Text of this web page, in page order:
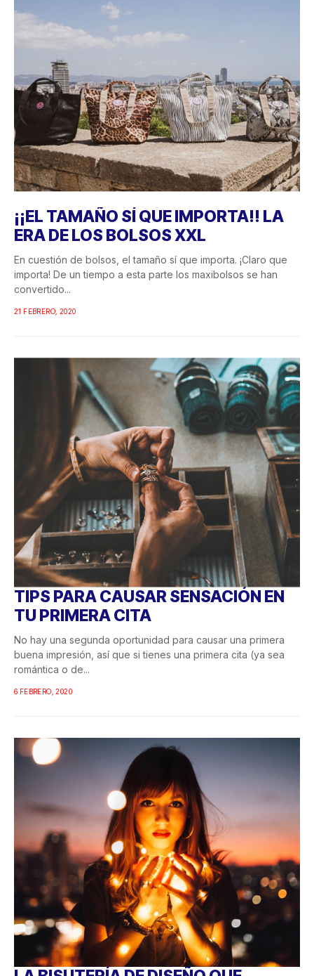
¡¡EL TAMAÑO SÍ QUE IMPORTA!! LA
ERA DE LOS BOLSOS XXL
En cuestión de bolsos, el tamaño sí que importa. ¡Claro que
importa! De un tiempo a esta parte los maxibolsos se han
convertido...
21 FEBRERO, 2020
TIPS PARA CAUSAR SENSACIÓN EN
TU PRIMERA CITA
No hay una segunda oportunidad para causar una primera
buena impresión, así que si tienes una primera cita (ya sea
romántica o de...
6 FEBRERO, 2020